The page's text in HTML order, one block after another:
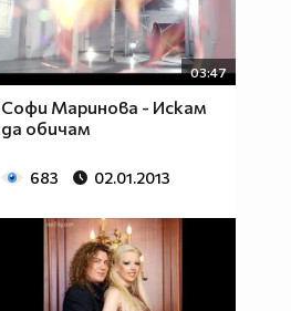
03:47
Софи Маринова - Искам
да обичам
683 02.01.2013